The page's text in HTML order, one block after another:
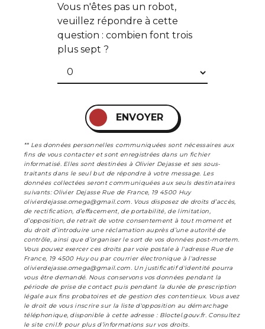
Vous n'êtes pas un robot,
veuillez répondre à cette
question : combien font trois
plus sept ?
ENVOYER
** Les données personnelles communiquées sont nécessaires aux
fins de vous contacter et sont enregistrées dans un fichier
informatisé. Elles sont destinées à Olivier Dejasse et ses sous-
traitants dans le seul but de répondre à votre message. Les
données collectées seront communiquées aux seuls destinataires
suivants: Olivier Dejasse Rue de France, 19 4500 Huy
olivierdejasse.omega@gmail.com. Vous disposez de droits d’accès,
de rectification, d’effacement, de portabilité, de limitation,
d’opposition, de retrait de votre consentement à tout moment et
du droit d’introduire une réclamation auprès d’une autorité de
contrôle, ainsi que d’organiser le sort de vos données post-mortem.
Vous pouvez exercer ces droits par voie postale à l'adresse Rue de
France, 19 4500 Huy ou par courrier électronique à l'adresse
olivierdejasse.omega@gmail.com. Un justificatif d'identité pourra
vous être demandé. Nous conservons vos données pendant la
période de prise de contact puis pendant la durée de prescription
légale aux fins probatoires et de gestion des contentieux. Vous avez
le droit de vous inscrire sur la liste d'opposition au démarchage
téléphonique, disponible à cette adresse : Bloctel.gouv.fr. Consultez
le site cnil.fr pour plus d’informations sur vos droits.